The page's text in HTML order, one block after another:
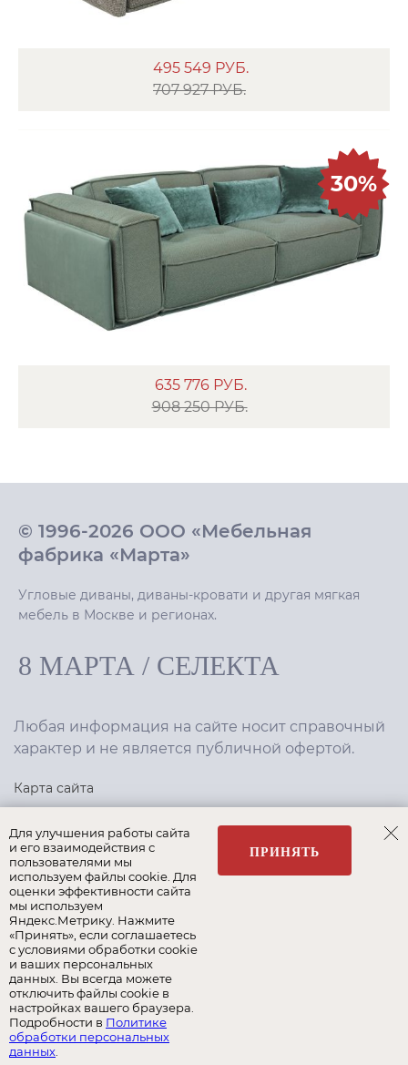
495 549 РУБ.
707 927 РУБ.
635 776 РУБ.
908 250 РУБ.
30%
© 1996-2026 ООО «Мебельная
фабрика «Марта»
Угловые диваны, диваны-кровати и другая мягкая
мебель в Москве и регионах.
8 МАРТА / СЕЛЕКТА
Любая информация на сайте носит справочный
характер и не является публичной офертой.
Карта сайта
Создание сайта,интернет-маркетинг
Наши бренды:
8 Марта Селекта
Albert&Shtein
Для улучшения работы сайта
и его взаимодействия с
пользователями мы
используем файлы cookie. Для
оценки эффективности сайта
мы используем
Яндекс.Метрику. Нажмите
«Принять», если соглашаетесь
с условиями обработки cookie
и ваших персональных
данных. Вы всегда можете
отключить файлы cookie в
настройках вашего браузера.
Подробности в Политике
обработки персональных
данных
ПРИНЯТЬ